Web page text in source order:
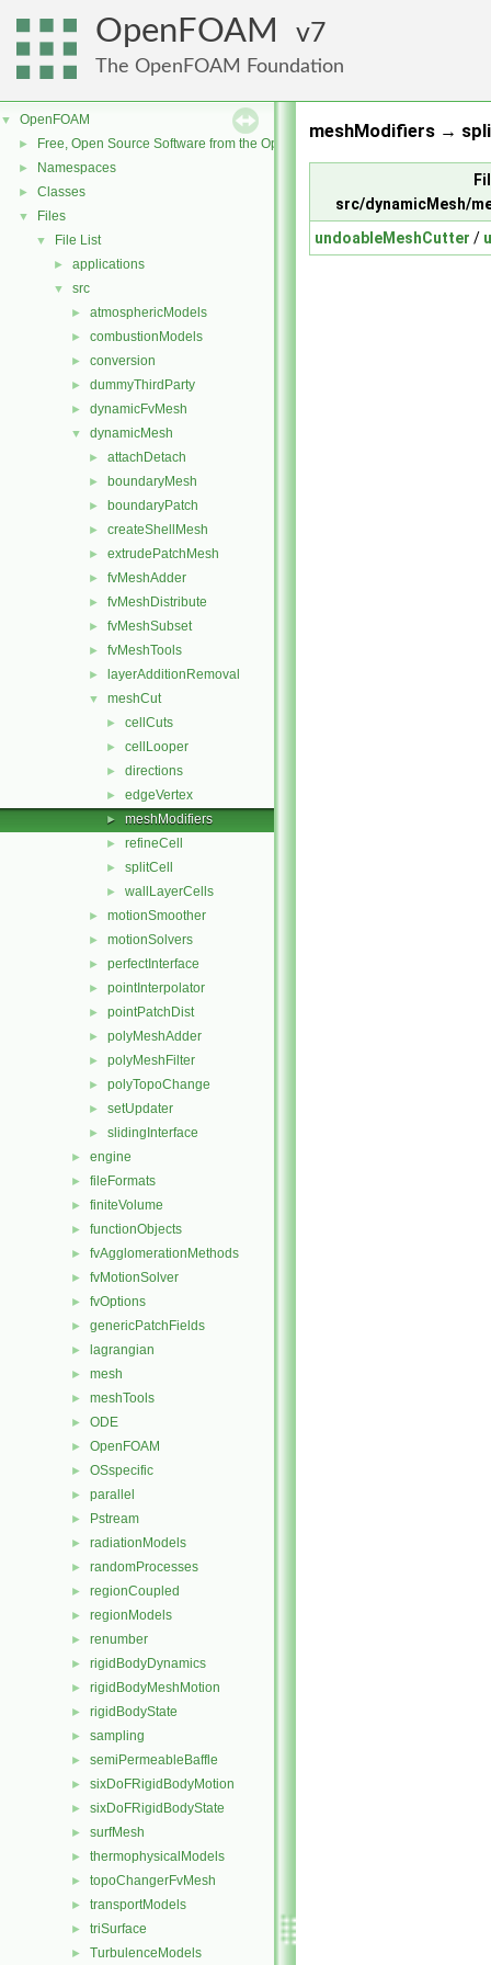
OpenFOAM 7
The OpenFOAM Foundation
▼ OpenFOAM
► Free, Open Source Software from the OpenFOAM Foundation
► Namespaces
► Classes
▼ Files
▼ File List
► applications
▼ src
► atmosphericModels
► combustionModels
► conversion
► dummyThirdParty
► dynamicFvMesh
▼ dynamicMesh
► attachDetach
► boundaryMesh
► boundaryPatch
► createShellMesh
► extrudePatchMesh
► fvMeshAdder
► fvMeshDistribute
► fvMeshSubset
► fvMeshTools
► layerAdditionRemoval
▼ meshCut
► cellCuts
► cellLooper
► directions
► edgeVertex
► meshModifiers
► refineCell
► splitCell
► wallLayerCells
► motionSmoother
► motionSolvers
► perfectInterface
► pointInterpolator
► pointPatchDist
► polyMeshAdder
► polyMeshFilter
► polyTopoChange
► setUpdater
► slidingInterface
► engine
► fileFormats
► finiteVolume
► functionObjects
► fvAgglomerationMethods
► fvMotionSolver
► fvOptions
► genericPatchFields
► lagrangian
► mesh
► meshTools
► ODE
► OpenFOAM
► OSspecific
► parallel
► Pstream
► radiationModels
► randomProcesses
► regionCoupled
► regionModels
► renumber
► rigidBodyDynamics
► rigidBodyMeshMotion
► rigidBodyState
► sampling
► semiPermeableBaffle
► sixDoFRigidBodyMotion
► sixDoFRigidBodyState
► surfMesh
► thermophysicalModels
► topoChangerFvMesh
► transportModels
► triSurface
► TurbulenceModels
meshModifiers →
src/dynamicMesh/
undoableMeshCutter /